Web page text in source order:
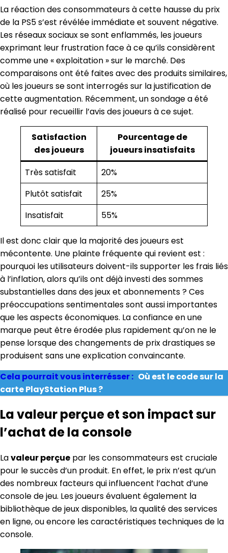
La réaction des consommateurs à cette hausse du prix
de la PS5 s’est révélée immédiate et souvent négative.
Les réseaux sociaux se sont enflammés, les joueurs
exprimant leur frustration face à ce qu’ils considèrent
comme une « exploitation » sur le marché. Des
comparaisons ont été faites avec des produits similaires,
où les joueurs se sont interrogés sur la justification de
cette augmentation. Récemment, un sondage a été
réalisé pour recueillir l’avis des joueurs à ce sujet.
Satisfaction
des joueurs
Pourcentage de
joueurs insatisfaits
Très satisfait
20%
Plutôt satisfait
25%
Insatisfait
55%
Il est donc clair que la majorité des joueurs est
mécontente. Une plainte fréquente qui revient est :
pourquoi les utilisateurs doivent-ils supporter les frais liés
à l’inflation, alors qu’ils ont déjà investi des sommes
substantielles dans des jeux et abonnements ? Ces
préoccupations sentimentales sont aussi importantes
que les aspects économiques. La confiance en une
marque peut être érodée plus rapidement qu’on ne le
pense lorsque des changements de prix drastiques se
produisent sans une explication convaincante.
Cela pourrait vous interrésser : Où est le code sur la
carte PlayStation Plus ?
La valeur perçue et son impact sur
l’achat de la console
Lavaleur perçue par les consommateurs est cruciale
pour le succès d’un produit. En effet, le prix n’est qu’un
des nombreux facteurs qui influencent l’achat d’une
console de jeu. Les joueurs évaluent également la
bibliothèque de jeux disponibles, la qualité des services
en ligne, ou encore les caractéristiques techniques de la
console.